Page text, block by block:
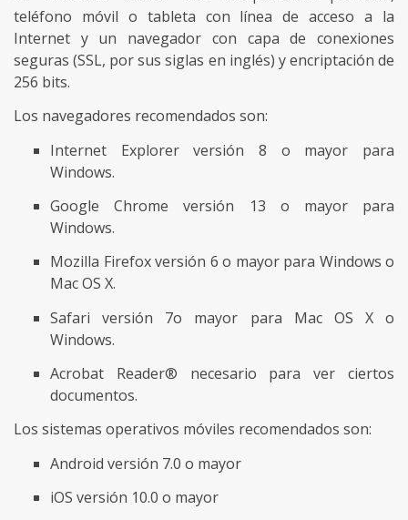
teléfono móvil o tableta con línea de acceso a la
Internet y un navegador con capa de conexiones
seguras (SSL, por sus siglas en inglés) y encriptación de
256 bits.
Los navegadores recomendados son:
Internet Explorer versión 8 o mayor para
Windows.
Google Chrome versión 13 o mayor para
Windows.
Mozilla Firefox versión 6 o mayor para Windows o
Mac OS X.
Safari versión 7o mayor para Mac OS X o
Windows.
Acrobat Reader® necesario para ver ciertos
documentos.
Los sistemas operativos móviles recomendados son:
Android versión 7.0 o mayor
iOS versión 10.0 o mayor